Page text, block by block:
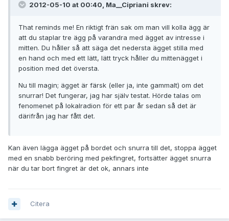
2012-05-10 at 00:40, Ma__Cipriani skrev:
That reminds me! En riktigt frän sak om man vill kolla ägg är
att du staplar tre ägg på varandra med ägget av intresse i
mitten. Du håller så att säga det nedersta ägget stilla med
en hand och med ett lätt, lätt tryck håller du mittenägget i
position med det översta.
Nu till magin; ägget är färsk (eller ja, inte gammalt) om det
snurrar! Det fungerar, jag har själv testat. Hörde talas om
fenomenet på lokalradion för ett par år sedan så det är
därifrån jag har fått det.
Kan även lägga ägget på bordet och snurra till det, stoppa ägget
med en snabb beröring med pekfingret, fortsätter ägget snurra
när du tar bort fingret är det ok, annars inte
Citera